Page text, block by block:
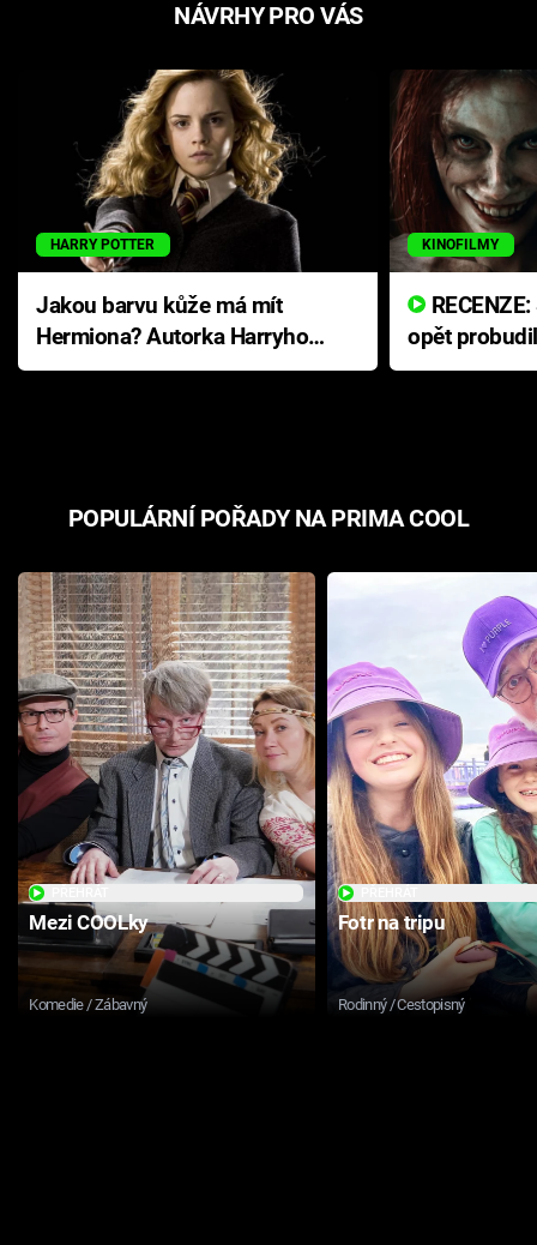
NÁVRHY PRO VÁS
HARRY POTTER
Jakou barvu kůže má mít
Hermiona? Autorka Harryho
Pottera přišla s ráznou
KINOFILMY
opět
přichází s
POPULÁRNÍ POŘADY NA PRIMA COOL
Mezi COOLky
Komedie / Zábavný
Fotr na tripu
Rodinný / Cestopisný